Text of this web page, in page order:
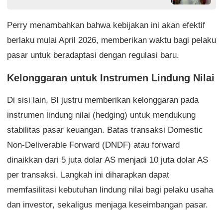
Perry menambahkan bahwa kebijakan ini akan efektif
berlaku mulai April 2026, memberikan waktu bagi pelaku
pasar untuk beradaptasi dengan regulasi baru.
Kelonggaran untuk Instrumen Lindung Nilai
Di sisi lain, BI justru memberikan kelonggaran pada
instrumen lindung nilai (hedging) untuk mendukung
stabilitas pasar keuangan. Batas transaksi Domestic
Non-Deliverable Forward (DNDF) atau forward
dinaikkan dari 5 juta dolar AS menjadi 10 juta dolar AS
per transaksi. Langkah ini diharapkan dapat
memfasilitasi kebutuhan lindung nilai bagi pelaku usaha
dan investor, sekaligus menjaga keseimbangan pasar.